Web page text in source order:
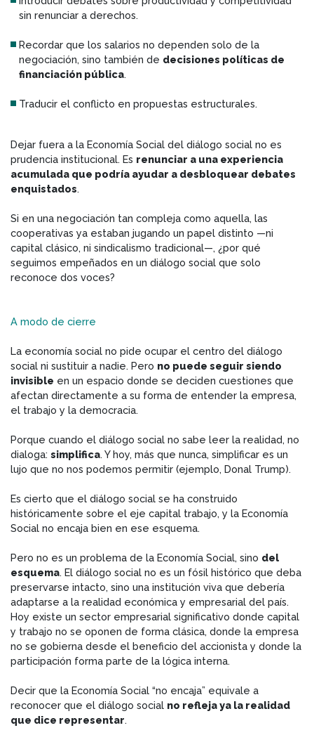
sin renunciar a derechos.
Recordar que los salarios no dependen solo de la
negociación, sino también de decisiones políticas de
financiación pública.
Traducir el conflicto en propuestas estructurales.
Dejar fuera a la Economía Social del diálogo social no es
prudencia institucional. Es renunciar a una experiencia
acumulada que podría ayudar a desbloquear debates
enquistados.
Si en una negociación tan compleja como aquella, las
cooperativas ya estaban jugando un papel distinto —ni
capital clásico, ni sindicalismo tradicional—, ¿por qué
seguimos empeñados en un diálogo social que solo
reconoce dos voces?
A modo de cierre
La economía social no pide ocupar el centro del diálogo
social ni sustituir a nadie. Pero no puede seguir siendo
invisible en un espacio donde se deciden cuestiones que
afectan directamente a su forma de entender la empresa,
el trabajo y la democracia.
Porque cuando el diálogo social no sabe leer la realidad, no
dialoga: simplifica. Y hoy, más que nunca, simplificar es un
lujo que no nos podemos permitir (ejemplo, Donal Trump).
Es cierto que el diálogo social se ha construido
históricamente sobre el eje capital trabajo, y la Economía
Social no encaja bien en ese esquema.
Pero no es un problema de la Economía Social, sino del
esquema. El diálogo social no es un fósil histórico que deba
preservarse intacto, sino una institución viva que debería
adaptarse a la realidad económica y empresarial del país.
Hoy existe un sector empresarial significativo donde capital
y trabajo no se oponen de forma clásica, donde la empresa
no se gobierna desde el beneficio del accionista y donde la
participación forma parte de la lógica interna.
Decir que la Economía Social “no encaja” equivale a
reconocer que el diálogo social no refleja ya la realidad
que dice representar.